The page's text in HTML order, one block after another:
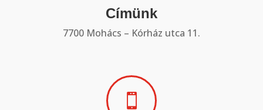
Címünk
7700 Mohács – Kórház utca 11.
